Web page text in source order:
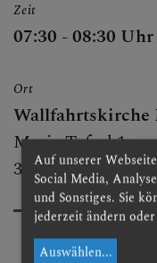
FESTE
G
Zeit
07:30 - 08:30 Uhr
Ort
Wallfahrtskirche
Maria Taferl 1
3672 Maria Taferl
Auf unserer
Social Media,
und Sonstiges. Sie
jederzeit ändern
Auswählen...